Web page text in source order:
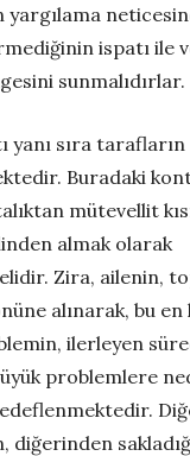
yargılama
ispatı ile
sunmalıdırlar.
yanı sıra
Buradaki
mütevellit
almak olarak
Zira, ailenin,
alınarak, bu
ilerleyen
problemlere